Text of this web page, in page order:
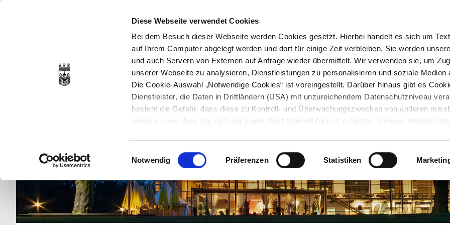
Diese Webseite verwendet Cookies
Bei dem Besuch dieser Webseite werden Cookies gesetzt. Hierbei handelt es sich um
auf Ihrem Computer abgelegt werden und dort für einige Zeit verbleiben. Sie werden
und auch Servern von Externen auf Anfrage wieder übermittelt. Wir verwenden sie, um
unserer Webseite zu analysieren, Dienstleistungen zu personalisieren und soziale Medien
Die Cookie-Auswahl „Notwendige Cookies“ ist voreingestellt. Darüber hinaus gibt es
Dienstleister, die Daten in Drittländern (USA) mit unzureichendem Datenschutzniveau
besteht die Gefahr, dass diese zu Kontroll- und Überwachungszwecken von anderen
werden, ohne dass Sie sich mit einem Rechtsbehelf hiervor schützen können. Welche
Datenschutzerklärung
entnehmen. Die von Ihnen getroffene Auswahl der gewünschten
jederzeit mit Wirkung für die Zukunft angepasst oder
werden.
Einwilligungsauswahl
Notwendig Präferenzen Statistiken
STARTSEITE